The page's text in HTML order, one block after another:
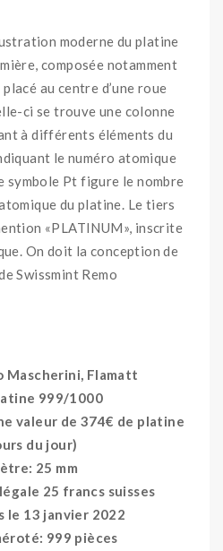
moderne du platine
composée notamment
au centre d’une roue
ci se trouve une colonne
à différents éléments du
le numéro atomique
symbole Pt figure le nombre
du platine. Le tiers
«PLATINUM», inscrite
On doit la conception de
Swissmint Remo
Mascherini, Flamatt
999/1000
valeur de 374€ de platine
du jour)
25 mm
25 francs suisses
le 13 janvier 2022
999 pièces